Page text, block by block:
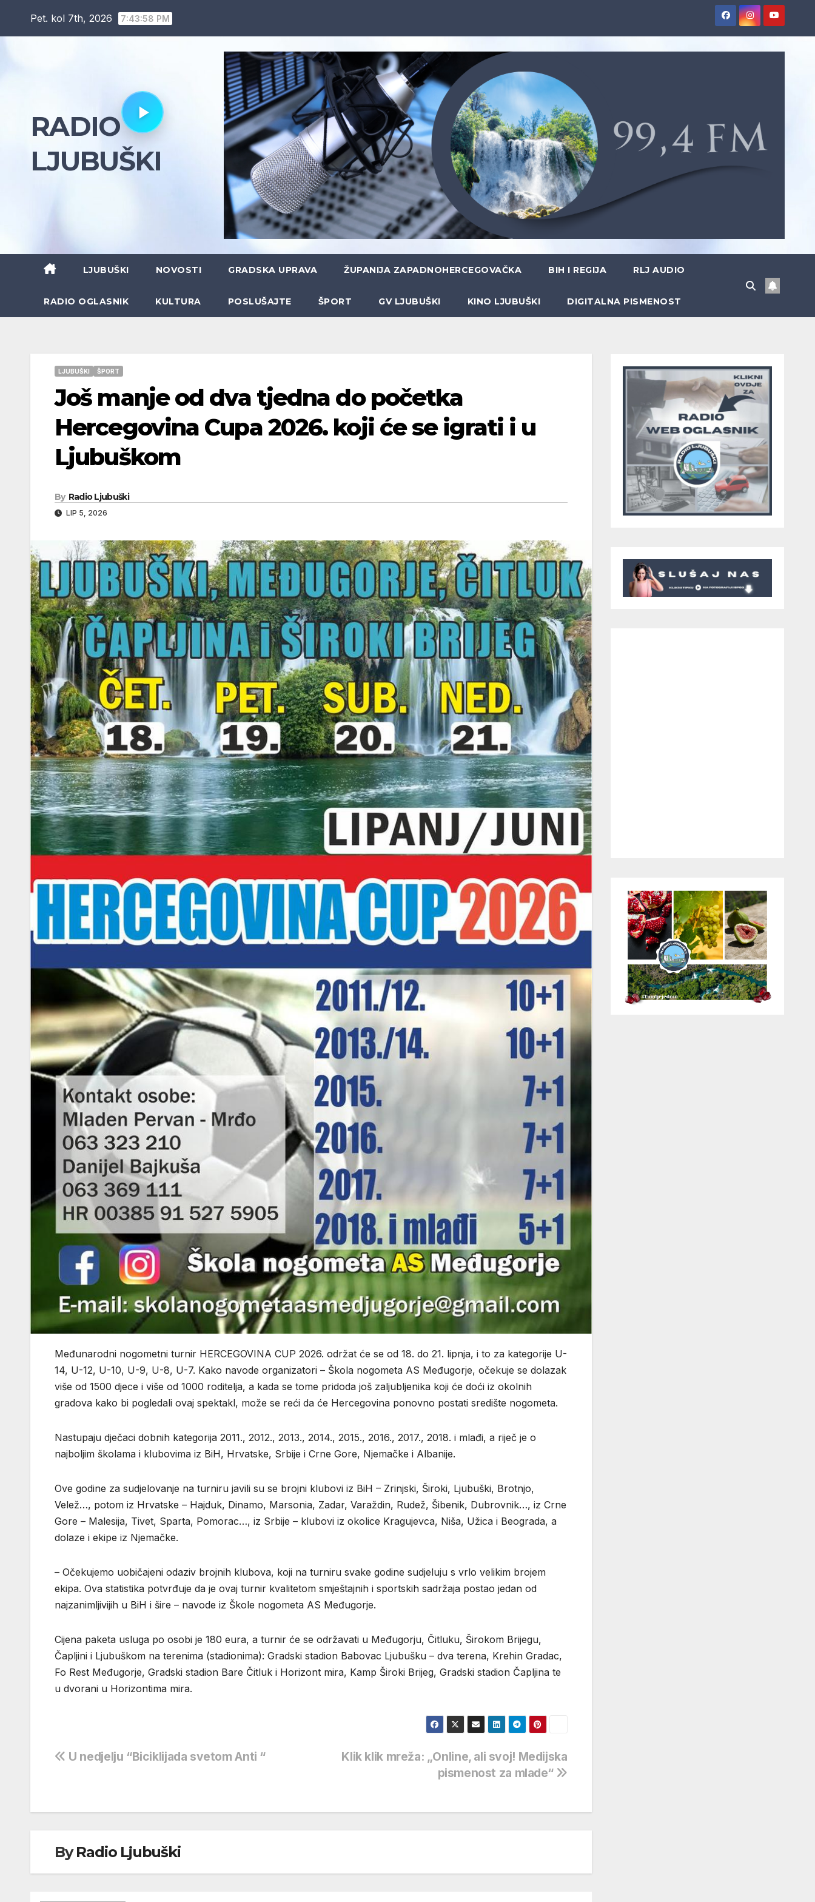
Pet. kol 7th, 2026 7:44:00 PM
RADIO
LJUBUŠKI
LJUBUŠKI NOVOSTI GRADSKA UPRAVA ŽUPANIJA ZAPADNOHERCEGOVAČKA BIH I REGIJA RLJ AUDIO
RADIO OGLASNIK KULTURA POSLUŠAJTE ŠPORT GV LJUBUŠKI KINO LJUBUŠKI DIGITALNA PISMENOST
LJUBUŠKI ŠPORT
Još manje od dva tjedna do početka
Hercegovina Cupa 2026. koji će se igrati i u
Ljubuškom
By Radio Ljubuški
LIP 5, 2026
Međunarodni nogometni turnir HERCEGOVINA CUP 2026. održat će se od 18. do 21. lipnja, i to za kategorije U-
14, U-12, U-10, U-9, U-8, U-7. Kako navode organizatori – Škola nogometa AS Međugorje, očekuje se dolazak
više od 1500 djece i više od 1000 roditelja, a kada se tome pridoda još zaljubljenika koji će doći iz okolnih
gradova kako bi pogledali ovaj spektakl, može se reći da će Hercegovina ponovno postati središte nogometa.
Nastupaju dječaci dobnih kategorija 2011., 2012., 2013., 2014., 2015., 2016., 2017., 2018. i mlađi, a riječ je o
najboljim školama i klubovima iz BiH, Hrvatske, Srbije i Crne Gore, Njemačke i Albanije.
Ove godine za sudjelovanje na turniru javili su se brojni klubovi iz BiH – Zrinjski, Široki, Ljubuški, Brotnjo,
Velež…, potom iz Hrvatske – Hajduk, Dinamo, Marsonia, Zadar, Varaždin, Rudež, Šibenik, Dubrovnik…, iz Crne
Gore – Malesija, Tivet, Sparta, Pomorac…, iz Srbije – klubovi iz okolice Kragujevca, Niša, Užica i Beograda, a
dolaze i ekipe iz Njemačke.
– Očekujemo uobičajeni odaziv brojnih klubova, koji na turniru svake godine sudjeluju s vrlo velikim brojem
ekipa. Ova statistika potvrđuje da je ovaj turnir kvalitetom smještajnih i sportskih sadržaja postao jedan od
najzanimljivijih u BiH i šire – navode iz Škole nogometa AS Međugorje.
Cijena paketa usluga po osobi je 180 eura, a turnir će se održavati u Međugorju, Čitluku, Širokom Brijegu,
Čapljini i Ljubuškom na terenima (stadionima): Gradski stadion Babovac Ljubušku – dva terena, Krehin Gradac,
Fo ̈Rest Međugorje, Gradski stadion Bare Čitluk i Horizont mira, Kamp Široki Brijeg, Gradski stadion Čapljina te
u dvorani u Horizontima mira.
Navigacija
Klik klik mreža: „Online, ali svoj! Medijska
pismenost za mlade“
U nedjelju “Biciklijada svetom Anti “
ByRadio Ljubuški